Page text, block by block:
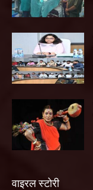
वाइरल स्टोरी